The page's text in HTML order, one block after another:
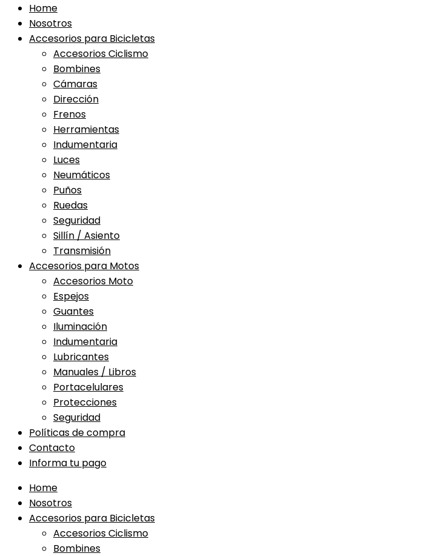
Home
Nosotros
Accesorios para Bicicletas
Accesorios Ciclismo
Bombines
Cámaras
Dirección
Frenos
Herramientas
Indumentaria
Luces
Neumáticos
Puños
Ruedas
Seguridad
Sillín / Asiento
Transmisión
Accesorios para Motos
Accesorios Moto
Espejos
Guantes
Iluminación
Indumentaria
Lubricantes
Manuales / Libros
Portacelulares
Protecciones
Seguridad
Políticas de compra
Contacto
Informa tu pago
Home
Nosotros
Accesorios para Bicicletas
Accesorios Ciclismo
Bombines